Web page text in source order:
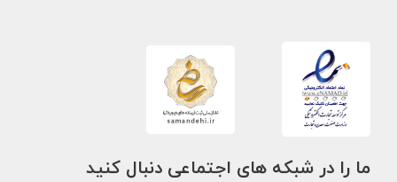
ما را در شبکه های اجتماعی دنبال کنید